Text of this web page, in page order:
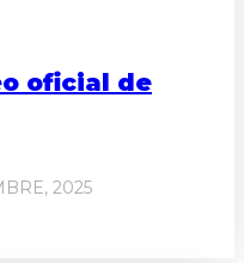
oficial de
2025